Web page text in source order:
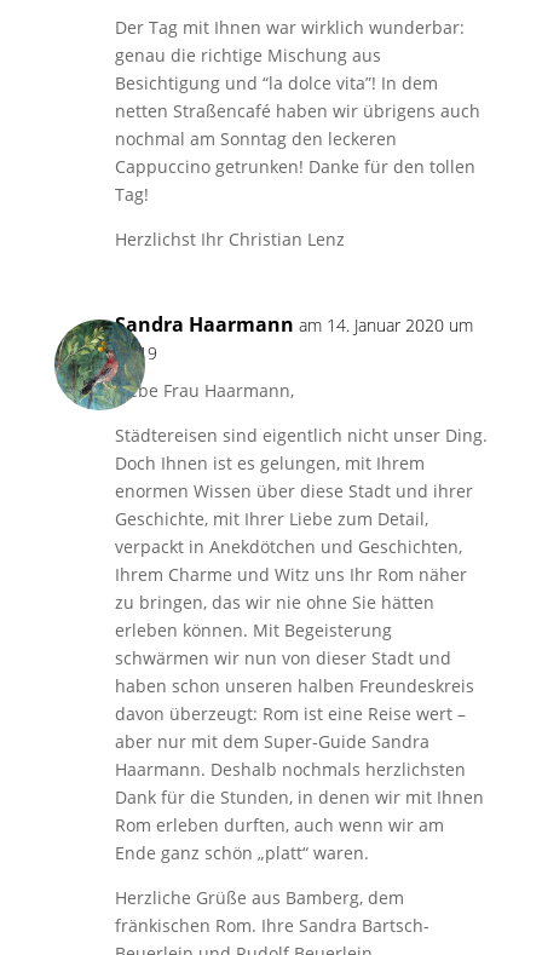
Der Tag mit Ihnen war wirklich wunderbar:
genau die richtige Mischung aus
Besichtigung und “la dolce vita”! In dem
netten Straßencafé haben wir übrigens auch
nochmal am Sonntag den leckeren
Cappuccino getrunken! Danke für den tollen
Tag!
Herzlichst Ihr Christian Lenz
Sandra Haarmann am 14. Januar 2020 um
18:19
Liebe Frau Haarmann,
Städtereisen sind eigentlich nicht unser Ding.
Doch Ihnen ist es gelungen, mit Ihrem
enormen Wissen über diese Stadt und ihrer
Geschichte, mit Ihrer Liebe zum Detail,
verpackt in Anekdötchen und Geschichten,
Ihrem Charme und Witz uns Ihr Rom näher
zu bringen, das wir nie ohne Sie hätten
erleben können. Mit Begeisterung
schwärmen wir nun von dieser Stadt und
haben schon unseren halben Freundeskreis
davon überzeugt: Rom ist eine Reise wert –
aber nur mit dem Super-Guide Sandra
Haarmann. Deshalb nochmals herzlichsten
Dank für die Stunden, in denen wir mit Ihnen
Rom erleben durften, auch wenn wir am
Ende ganz schön „platt“ waren.
Herzliche Grüße aus Bamberg, dem
fränkischen Rom. Ihre Sandra Bartsch-